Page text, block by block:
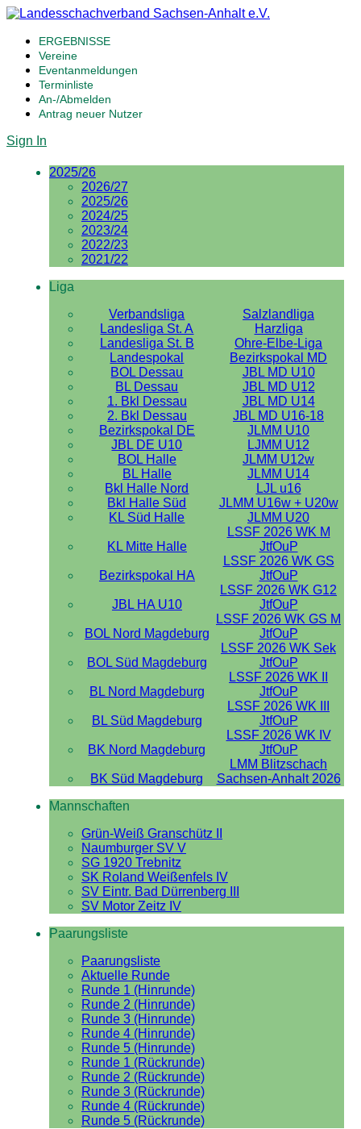
ERGEBNISSE
Vereine
Eventanmeldungen
Terminliste
An-/Abmelden
Antrag neuer Nutzer
Sign In
2025/26
2026/27
2025/26
2024/25
2023/24
2022/23
2021/22
Liga
Verbandsliga
Salzlandliga
Landesliga St. A
Harzliga
Landesliga St. B
Ohre-Elbe-Liga
Landespokal
Bezirkspokal MD
BOL Dessau
JBL MD U10
BL Dessau
JBL MD U12
1. Bkl Dessau
JBL MD U14
2. Bkl Dessau
JBL MD U16-18
Bezirkspokal DE
JLMM U10
JBL DE U10
LJMM U12
BOL Halle
JLMM U12w
BL Halle
JLMM U14
Bkl Halle Nord
LJL u16
Bkl Halle Süd
JLMM U16w + U20w
KL Süd Halle
JLMM U20
KL Mitte Halle
LSSF 2026 WK M
JtfOuP
Bezirkspokal HA
LSSF 2026 WK GS
JtfOuP
JBL HA U10
LSSF 2026 WK G12
JtfOuP
BOL Nord Magdeburg
LSSF 2026 WK GS M
JtfOuP
BOL Süd Magdeburg
LSSF 2026 WK Sek
JtfOuP
BL Nord Magdeburg
LSSF 2026 WK II
JtfOuP
BL Süd Magdeburg
LSSF 2026 WK III
JtfOuP
BK Nord Magdeburg
LSSF 2026 WK IV
JtfOuP
BK Süd Magdeburg
LMM Blitzschach
Sachsen-Anhalt 2026
Mannschaften
Grün-Weiß Granschütz II
Naumburger SV V
SG 1920 Trebnitz
SK Roland Weißenfels IV
SV Eintr. Bad Dürrenberg III
SV Motor Zeitz IV
Paarungsliste
Paarungsliste
Aktuelle Runde
Runde 1 (Hinrunde)
Runde 2 (Hinrunde)
Runde 3 (Hinrunde)
Runde 4 (Hinrunde)
Runde 5 (Hinrunde)
Runde 1 (Rückrunde)
Runde 2 (Rückrunde)
Runde 3 (Rückrunde)
Runde 4 (Rückrunde)
Runde 5 (Rückrunde)